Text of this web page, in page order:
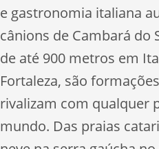
e gastronomia italiana
cânions de Cambará do
de até 900 metros em
Fortaleza, são
rivalizam com qualquer
mundo. Das praias